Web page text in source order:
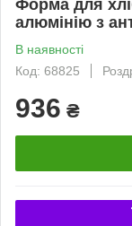
Форма для
алюмінію з
В наявності
Код: 68825
936 ₴